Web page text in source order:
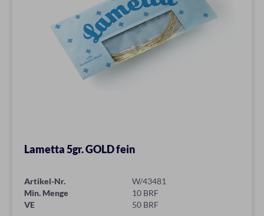
Lametta 5gr. GOLD fein
Artikel-Nr.
W/43481
Min. Menge
10 BRF
VE
50 BRF